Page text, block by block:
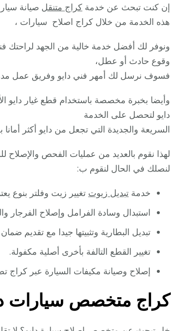
إن كنت تبحث عن خدمة كراج متنقل صيانة
هذه الخدمة من خلال كراج اصلاح سيارات ،
ونوفر لك أفضل خدمة خالية من الجهد لراحتك
وقوع حادث أو عطل،
فسوف نرسل لك أمهر فني دايو وفريق عمل
وأيضا بخبرة مخصصة باستخدام قطع غيار دايو
دايو لتحصل على الخدمة
السريعة والجديدة التي تجعل من دايو أكثر
لهذا نقوم بالعديد من عمليات الفحص
لنصلك في الحال لنقوم ب:
خدمة تبديل زيوت تغيير زيت وفلتر بنوع
استبدال وسادة الفرامل وإصلاح الفرجار
تبديل البطارية وتثبيتها جيدا مع تقديم ضمان
تغيير القطع التالفة بأخرى أصلية مكفولة.
إصلاح وصيانة مكيفات السيارة عبر كراج
كراج متخصص سيارات